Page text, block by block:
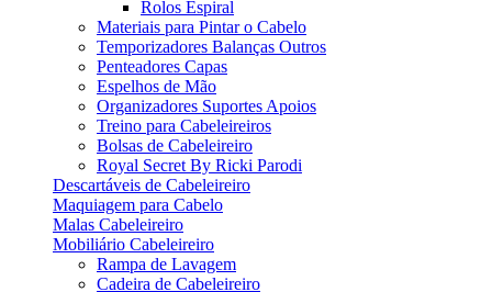
Rolos Espiral
Materiais para Pintar o Cabelo
Temporizadores Balanças Outros
Penteadores Capas
Espelhos de Mão
Organizadores Suportes Apoios
Treino para Cabeleireiros
Bolsas de Cabeleireiro
Royal Secret By Ricki Parodi
Descartáveis de Cabeleireiro
Maquiagem para Cabelo
Malas Cabeleireiro
Mobiliário Cabeleireiro
Rampa de Lavagem
Cadeira de Cabeleireiro